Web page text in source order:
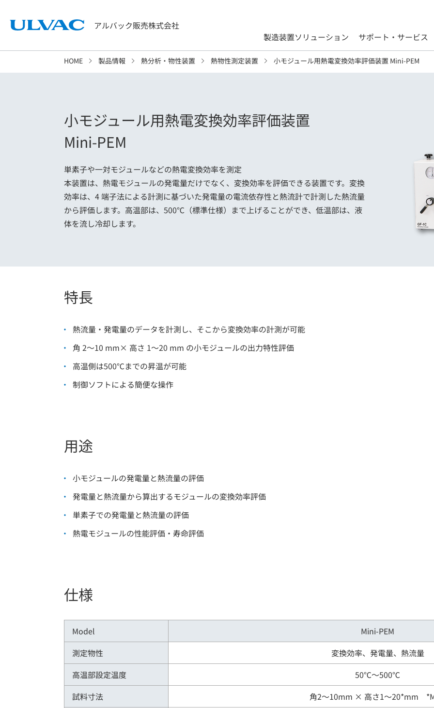
アルバック販売株式会社
製造装置ソリューション
サポート・サービス
HOME 製品情報 熱分析・物性装置 熱物性測定装置 小モジュール用熱電変換効率評価装置 Mini-PEM
小モジュール用熱電変換効率評価装置
Mini-PEM
単素子や一対モジュールなどの熱電変換効率を測定
本装置は、熱電モジュールの発電量だけでなく、変換効率を評価できる装置です。変換
効率は、4 端子法による計測に基づいた発電量の電流依存性と熱流計で計測した熱流量
から評価します。高温部は、500℃（標準仕様）まで上げることができ、低温部は、液
体を流し冷却します。
特長
熱流量・発電量のデータを計測し、そこから変換効率の計測が可能
角 2～10 mm× 高さ 1～20 mm の小モジュールの出力特性評価
高温側は500℃までの昇温が可能
制御ソフトによる簡便な操作
用途
小モジュールの発電量と熱流量の評価
発電量と熱流量から算出するモジュールの変換効率評価
単素子での発電量と熱流量の評価
熱電モジュールの性能評価・寿命評価
仕様
Model
Mini-PEM
測定物性
変換効率、発電量、熱流量
高温部設定温度
50℃～500℃
試料寸法
角2〜10mm × 高さ1〜20*mm